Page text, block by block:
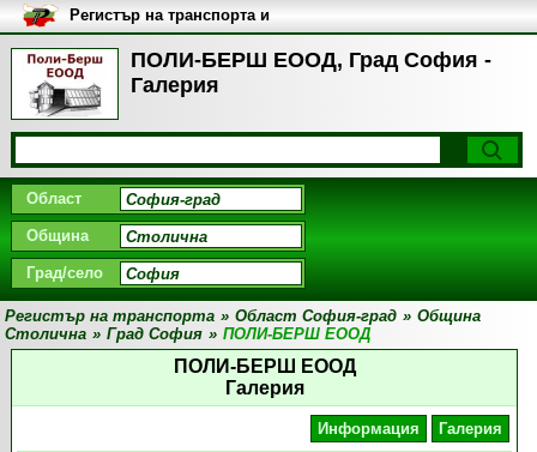
ПОЛИ-БЕРШ ЕООД, Град София -
Галерия
Регистър на транспорта и
транспортните фирми в
България
Област
Община
Град/село
Регистър на транспорта » Област София-град » Община
Столична » Град София » ПОЛИ-БЕРШ ЕООД
ПОЛИ-БЕРШ ЕООД
Галерия
Информация Галерия